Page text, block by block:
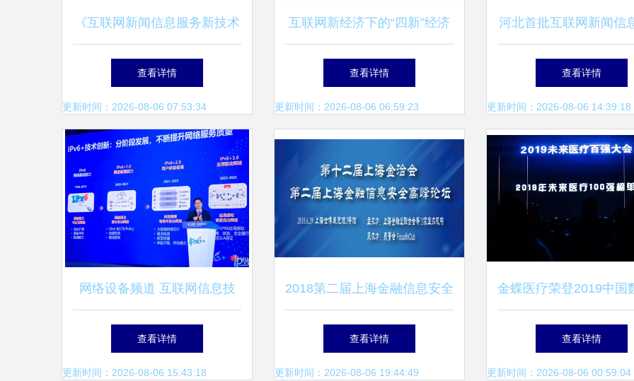
《互联网新闻信息服务新技术
新应用安全评估管理规定》正
式施行时间与互联网信息技术
服务影响解析
查看详情
更新时间：2026-08-06 07:53:34
互联网新经济下的“四新”经济
信息技术服务的引擎作用与未
来趋势
查看详情
更新时间：2026-08-06 06:59:23
河北首批互联网新闻信
许可证换发名单公布，
术服务升级促进行业规
查看详情
更新时间：2026-08-06 14:39:18
网络设备频道 互联网信息技
术服务的核心枢纽
查看详情
更新时间：2026-08-06 15:43:18
2018第二届上海金融信息安全
高峰论坛 聚焦互联网信息技
术服务新挑战与机遇
查看详情
更新时间：2026-08-06 19:44:49
金蝶医疗荣登2019中国
疗榜，引领互联网信息
务新篇章
查看详情
更新时间：2026-08-06 00:59:04